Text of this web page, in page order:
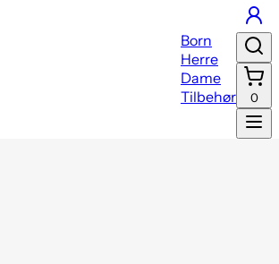
Born
Herre
Dame
Tilbehør
0